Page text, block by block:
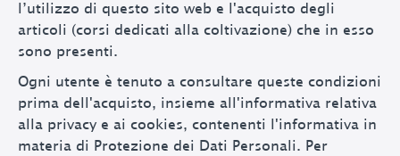
l’utilizzo di questo sito web e l'acquisto degli
articoli (corsi dedicati alla coltivazione) che in esso
sono presenti.
Ogni utente è tenuto a consultare queste condizioni
prima dell'acquisto, insieme all'informativa relativa
alla privacy e ai cookies, contenenti l'informativa in
materia di Protezione dei Dati Personali. Per